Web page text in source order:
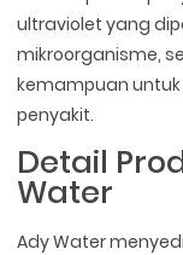
ultraviolet yang
mikroorganisme,
kemampuan
penyakit.
Detail
Water
Ady Water